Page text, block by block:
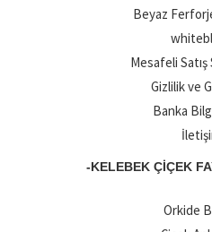
Beyaz
Mesafeli
Gizlilik ve
Banka
-KELEBEK ÇIÇEK
Orkide